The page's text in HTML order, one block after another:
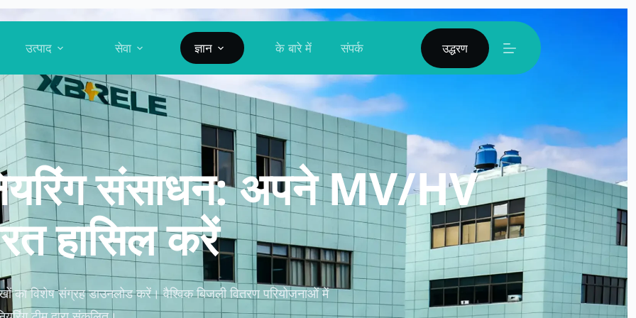
उत्पाद सेवा ज्ञान के बारे में संपर्क उद्धरण
संसाधन: अपने MV/HV
हासिल करें
विशेष संग्रह डाउनलोड करें। वैश्विक बिजली वितरण परियोजनाओं में